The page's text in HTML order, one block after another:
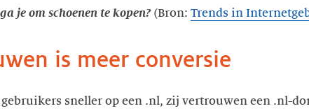
je om schoenen te kopen? (Bron: Trends in
is meer conversie
sneller op een .nl, zij vertrouwen een .nl-